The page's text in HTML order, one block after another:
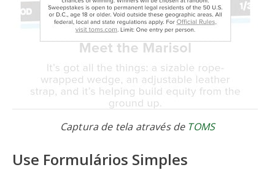
Captura de tela através de TOMS
Use Formulários Simples